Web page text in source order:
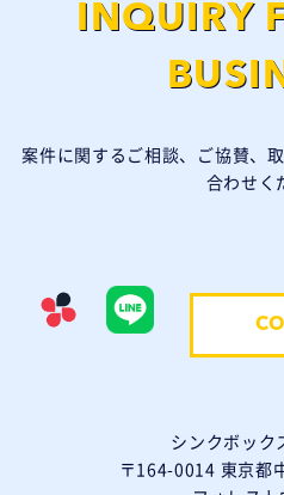
INQUIRY
案件に関するご相談、ご協賛、
合わせく
シンクボック
〒164-0014 東京都